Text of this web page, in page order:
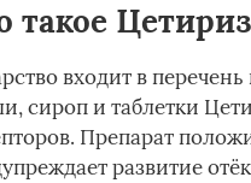
такое
входит в
сироп и таблетки
Препарат
развитие